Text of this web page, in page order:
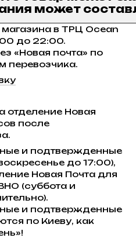
может
в ТРЦ Ocean
до 22:00.
«Новая почта» по
перевозчика.
отделение Новая
после
и подтвержденные
до 17:00),
Новая Почта для
(суббота и
и подтвержденные
по Киеву, как